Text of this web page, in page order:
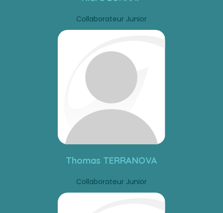
Collaborateur Junior
Thomas TERRANOVA
Collaborateur Junior